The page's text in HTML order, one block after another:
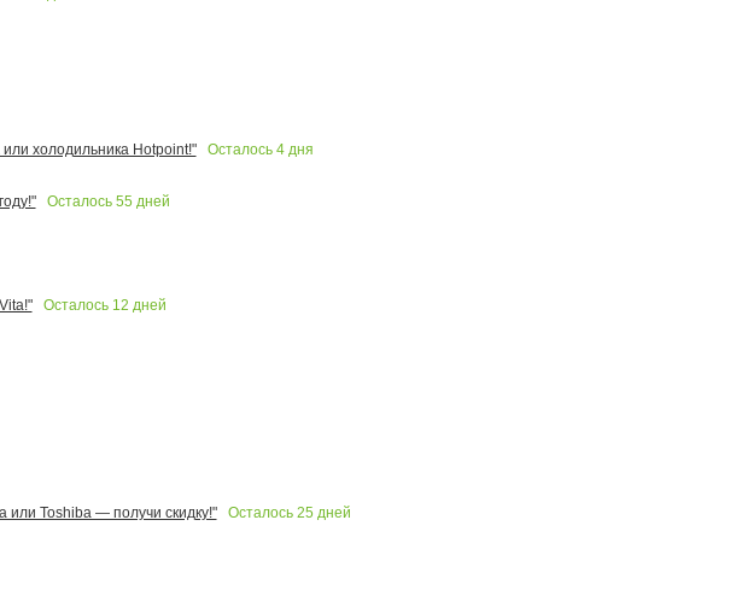
холодильника Hotpoint!"
Осталось 4дня
Осталось 55 дней
Осталось 12 дней
Toshiba — получи скидку!"
Осталось 25 дней